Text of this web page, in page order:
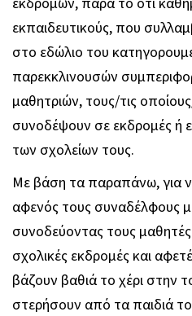
εκπαιδευτικούς, που
στο εδώλιο του
παρεκκλινουσών
μαθητριών, τους/τις
συνοδέψουν σε εκδρομές ή
των σχολείων τους.
Με βάση τα παραπάνω, για
αφενός τους συναδέλφους
συνοδεύοντας τους μαθητές
σχολικές εκδρομές και
βάζουν βαθιά το χέρι στην
στερήσουν από τα παιδιά